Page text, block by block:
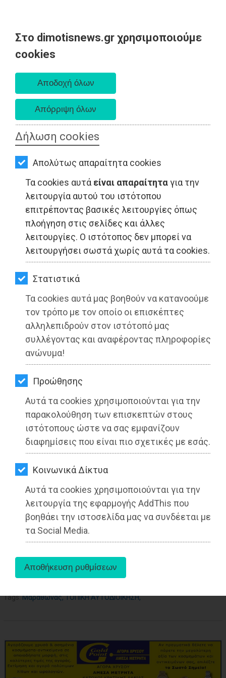
Στο dimotisnews.gr χρησιμοποιούμε
cookies
Δήλωση cookies
Απολύτως απαραίτητα cookies
Τα cookies αυτά είναι απαραίτηταγια την
λειτουργία αυτού του ιστότοπου
επιτρέποντας βασικές λειτουργίες όπως
πλοήγηση στις σελίδες και άλλες
λειτουργίες. Ο ιστότοπος δεν μπορεί να
λειτουργήσει σωστά χωρίς αυτά τα cookies.
Στατιστικά
Τα cookies αυτά μας βοηθούν να κατανοούμε
τον τρόπο με τον οποίο οι επισκέπτες
αλληλεπιδρούν στον ιστότοπό μας
συλλέγοντας και αναφέροντας πληροφορίες
ανώνυμα!
Προώθησης
Αυτά τα cookies χρησιμοποιούνται για την
παρακολούθηση των επισκεπτών στους
ιστότοπους ώστε να σας εμφανίζουν
διαφημίσεις που είναι πιο σχετικές με εσάς.
Kοινωνικά Δίκτυα
Αυτά τα cookies χρησιμοποιούνται για την
λειτουργία της εφαρμογής AddThis που
βοηθάει την ιστοσελίδα μας να συνδέεται με
τα Social Media.
AΡΧΙΚΗ
ΕΙΔΗΣΕΙΣ
ΠΟΛΙΤΙΚΗ
ΤΟΠΙΚΗ
ΑΥΤΟΔΙΟΙΚΗΣΗ
ΟΙΚΟΝΟΜΙΑ
ΑΘΛΗΤΙΣΜΟΣ
ΠΟΛΙΤΙΣΜΟΣ
ΣΠΙΤΙ-
ΚΗΠΟΣ
ΥΓΕΙΑ
LIFESTYLE
ΤΑΞΙΔΙΑ
ΕΞΟΔΟΣ
ΠΕΡΙΒΑΛΛΟΝ
ΚΑΤΟΙΚΙΔΙΟ
ΑΓΓΕΛΙΕΣ
ΕΦΗΜΕΡΙΔΕΣ
OΔΗΓΟΣ
ΑΓΟΡΑΣ
ΨΙΘΥΡΟΙ
ΑΠΟΣΤΟΛΗ
ΑΡΘΡΩΝ
ΤΟΠΙΚΗ ΑΥΤΟΔΙΟΙΚΗΣΗ - Μαραθώνας
ΔΗΜΟΣ ΜΑΡΑΘΩΝΟΣ: Στο Μουσείο
Μαραθωνίου Δρόμου τα ρούχα του
αγωνιστή Γρηγόρη Λαμπράκη
Διαβάστηκε 4029 φορές
27-05-2021
Από τo Dimotisnews
aboutus
Tags:Μαραθώνας,ΤΟΠΙΚΗ ΑΥΤΟΔΙΟΙΚΗΣΗ,